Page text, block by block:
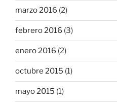
marzo 2016 (2)
febrero 2016 (3)
enero 2016 (2)
octubre 2015 (1)
mayo 2015 (1)